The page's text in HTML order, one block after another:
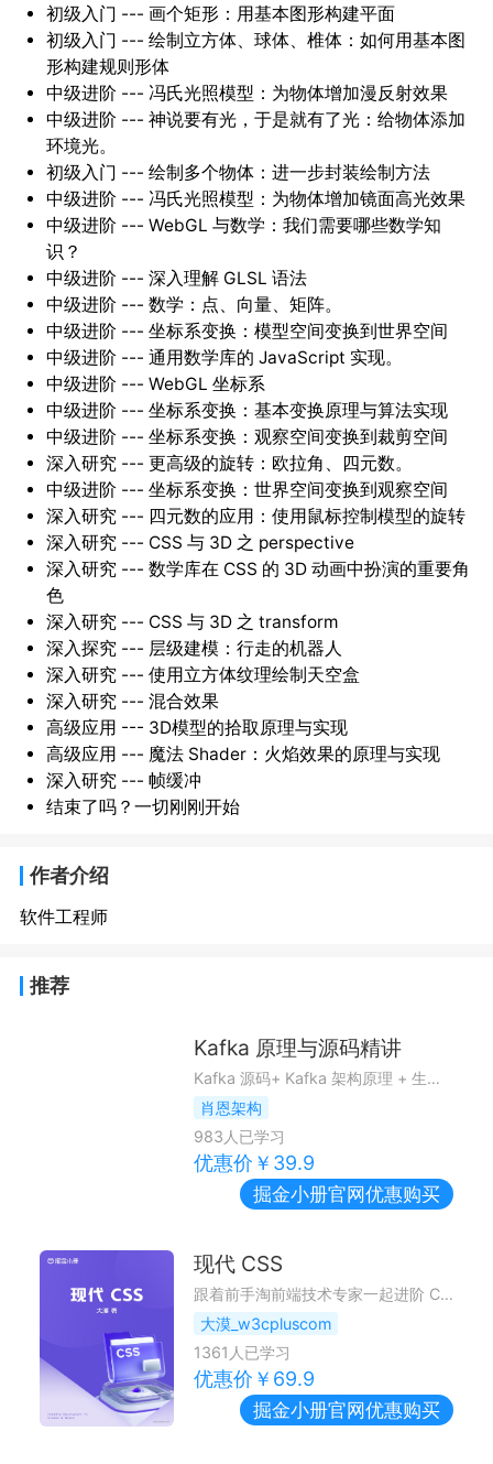
初级入门 --- 画个矩形：用基本图形构建平面
初级入门 --- 绘制立方体、球体、椎体：如何用基本图
形构建规则形体
中级进阶 --- 冯氏光照模型：为物体增加漫反射效果
中级进阶 --- 神说要有光，于是就有了光：给物体添加
环境光。
初级入门 --- 绘制多个物体：进一步封装绘制方法
中级进阶 --- 冯氏光照模型：为物体增加镜面高光效果
中级进阶 --- WebGL 与数学：我们需要哪些数学知
识？
中级进阶 --- 深入理解 GLSL 语法
中级进阶 --- 数学：点、向量、矩阵。
中级进阶 --- 坐标系变换：模型空间变换到世界空间
中级进阶 --- 通用数学库的 JavaScript 实现。
中级进阶 --- WebGL 坐标系
中级进阶 --- 坐标系变换：基本变换原理与算法实现
中级进阶 --- 坐标系变换：观察空间变换到裁剪空间
深入研究 --- 更高级的旋转：欧拉角、四元数。
中级进阶 --- 坐标系变换：世界空间变换到观察空间
深入研究 --- 四元数的应用：使用鼠标控制模型的旋转
深入研究 --- CSS 与 3D 之 perspective
深入研究 --- 数学库在 CSS 的 3D 动画中扮演的重要角
色
深入研究 --- CSS 与 3D 之 transform
深入探究 --- 层级建模：行走的机器人
深入研究 --- 使用立方体纹理绘制天空盒
深入研究 --- 混合效果
高级应用 --- 3D模型的拾取原理与实现
高级应用 --- 魔法 Shader：火焰效果的原理与实现
深入研究 --- 帧缓冲
结束了吗？一切刚刚开始
作者介绍
软件工程师
推荐
Kafka 原理与源码精讲
Kafka 源码+ Kafka 架构原理 + 生产环境落地
肖恩架构
983 人已学习
优惠价￥ 39.9
掘金小册官网优惠购买
现代 CSS
跟着前手淘前端技术专家一起进阶 CSS
大漠_w3cpluscom
1361 人已学习
优惠价￥ 69.9
掘金小册官网优惠购买